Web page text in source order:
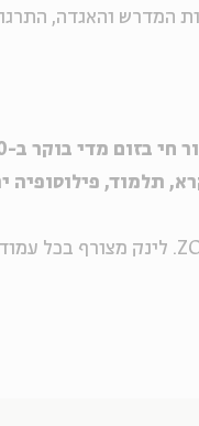
המדרש והאגדה,
בזום מדי בוקר ב-9:00.
תלמוד, פילוסופיה